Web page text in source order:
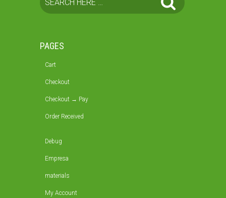
PAGES
Cart
Checkout
Checkout → Pay
Order Received
Debug
Empresa
materials
My Account